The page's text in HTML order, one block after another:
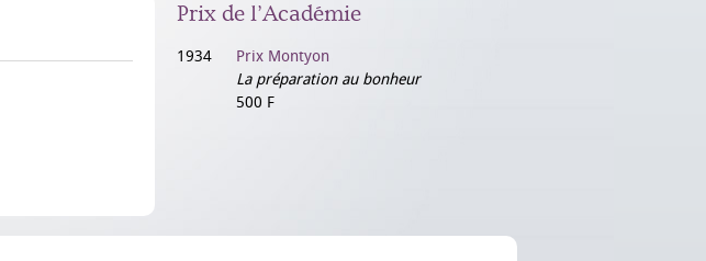
Prix de l’Académie
1934
Prix Montyon
La préparation au bonheur
500 F